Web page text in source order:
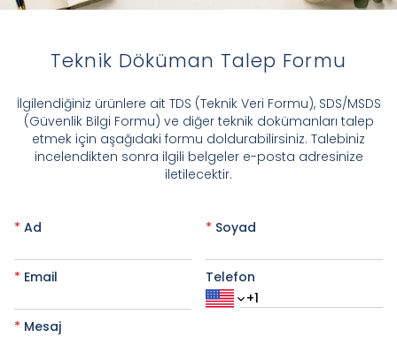
Teknik Döküman Talep Formu
​İlgilendiğiniz ürünlere ait TDS (Teknik Veri Formu), SDS/MSDS
(Güvenlik Bilgi Formu) ve diğer teknik dokümanları talep
etmek için aşağıdaki formu doldurabilirsiniz. Talebiniz
incelendikten sonra ilgili belgeler e-posta adresinize
iletilecektir.
* Ad * Soyad
* Email Telefon
* Mesaj